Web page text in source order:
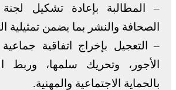
– المطالبة بإعادة تشكيل
الصحافة والنشر بما يضمن تمثيلية
– التعجيل بإخراج اتفاقية
الأجور، وتحريك سلمها، وربط
بالحماية الاجتماعية والمهنية.